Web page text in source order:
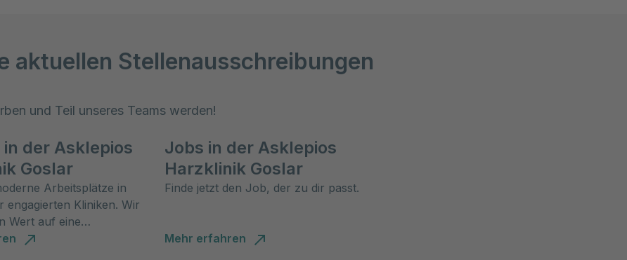
aktuellen Stellenausschreibungen
und Teil unseres Teams werden!
der Asklepios
Goslar
Arbeitsplätze in
engagierten Kliniken. Wir
Wert auf eine
kollegiale
Jobs in der Asklepios
Harzklinik Goslar
Finde jetzt den Job, der zu dir passt.
Mehr erfahren